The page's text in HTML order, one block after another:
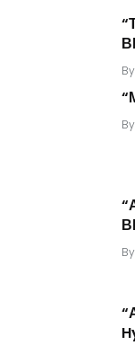
By
By
By